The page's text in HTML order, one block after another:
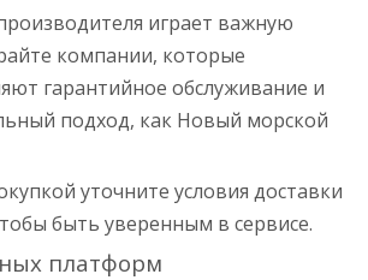
играет важную
компании, которые
гарантийное обслуживание и
подход, как Новый морской
уточните условия доставки
быть уверенным в сервисе.
платформ